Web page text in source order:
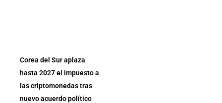
Corea del Sur aplaza
hasta 2027 el impuesto a
las criptomonedas tras
nuevo acuerdo político